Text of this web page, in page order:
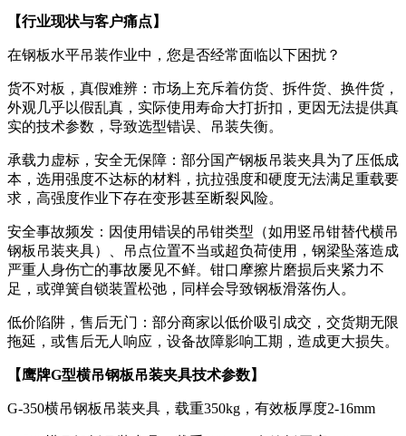
【行业现状与客户痛点】
在钢板水平吊装作业中，您是否经常面临以下困扰？
货不对板，真假难辨：市场上充斥着仿货、拆件货、换件货，
外观几乎以假乱真，实际使用寿命大打折扣，更因无法提供真
实的技术参数，导致选型错误、吊装失衡。
承载力虚标，安全无保障：部分国产钢板吊装夹具为了压低成
本，选用强度不达标的材料，抗拉强度和硬度无法满足重载要
求，高强度作业下存在变形甚至断裂风险。
安全事故频发：因使用错误的吊钳类型（如用竖吊钳替代横吊
钢板吊装夹具）、吊点位置不当或超负荷使用，钢梁坠落造成
严重人身伤亡的事故屡见不鲜。钳口摩擦片磨损后夹紧力不
足，或弹簧自锁装置松弛，同样会导致钢板滑落伤人。
低价陷阱，售后无门：部分商家以低价吸引成交，交货期无限
拖延，或售后无人响应，设备故障影响工期，造成更大损失。
【鹰牌G型横吊钢板吊装夹具技术参数】
G-350横吊钢板吊装夹具，载重350kg，有效板厚度2-16mm